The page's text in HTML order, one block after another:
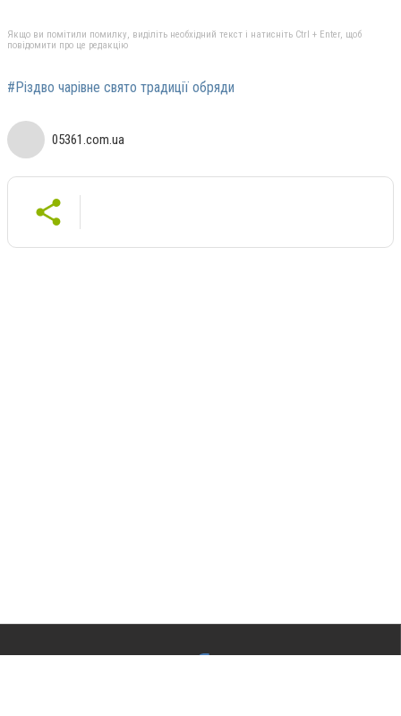
Якщо ви помітили помилку, виділіть необхідний текст і натисніть Ctrl + Enter, щоб
повідомити про це редакцію
#Різдво чарівне свято традиції обряди
05361.com.ua